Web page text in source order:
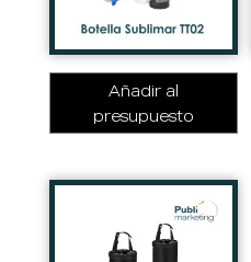
Añadir al
presupuesto